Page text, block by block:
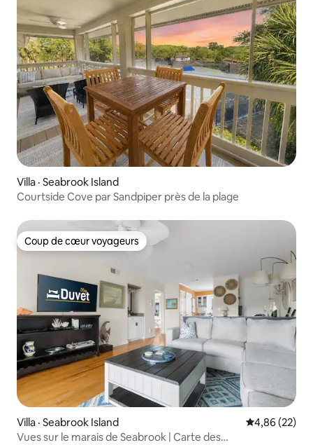
Villa · Seabrook Island
Courtside Cove par Sandpiper près de la plage
Coup de cœur voyageurs
Coup de cœur voyageurs
Villa · Seabrook Island Note
4,86 (22)
Vues sur le marais de Seabrook | Carte des